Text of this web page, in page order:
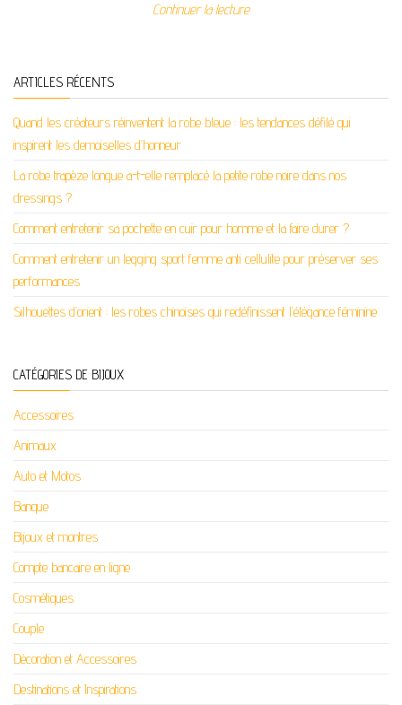
Continuer la lecture
ARTICLES RÉCENTS
Quand les créateurs réinventent la robe bleue : les tendances défilé qui
inspirent les demoiselles d’honneur
La robe trapèze longue a-t-elle remplacé la petite robe noire dans nos
dressings ?
Comment entretenir sa pochette en cuir pour homme et la faire durer ?
Comment entretenir un legging sport femme anti cellulite pour préserver ses
performances
Silhouettes d’orient : les robes chinoises qui redéfinissent l’élégance féminine
CATÉGORIES DE BIJOUX
Accessoires
Animaux
Auto et Motos
Banque
Bijoux et montres
Compte bancaire en ligne
Cosmétiques
Couple
Décoration et Accessoires
Destinations et Inspirations